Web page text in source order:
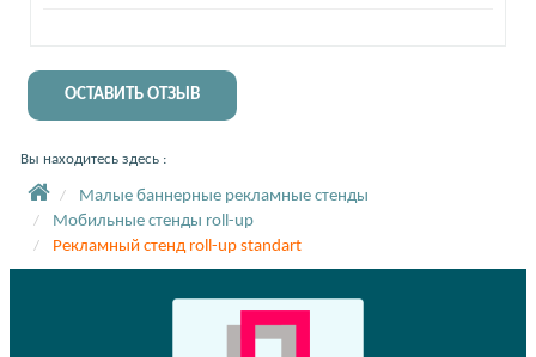
ОСТАВИТЬ ОТЗЫВ
Вы находитесь здесь :
Малые баннерные рекламные стенды
Мобильные стенды roll-up
Рекламный стенд roll-up standart